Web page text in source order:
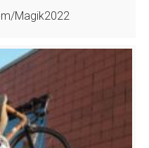
Magik2022